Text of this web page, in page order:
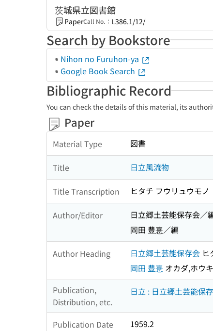
茨城県立図書館
PaperCall No.： L386.1/12/
Search by Bookstore
Nihon no Furuhon-ya
Google Book Search
Bibliographic Record
You can check the details of this material, its
Paper
Material Type 図書
Title 日立風流物
Title Transcription ヒタチ フウリュウモノ
Author/Editor
日立郷土芸能保存会／
岡田 豊憙／編
Author Heading 日立郷土芸能保存会 ヒ
岡田 豊憙 オカダ,ホウキ
Publication,
Distribution, etc.
日立 : 日立郷土芸能保
Publication Date
1959.2